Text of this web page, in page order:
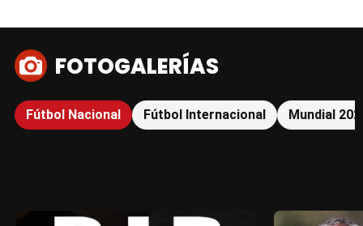
FOTOGALERÍAS
Fútbol Nacional Fútbol Internacional Mundial